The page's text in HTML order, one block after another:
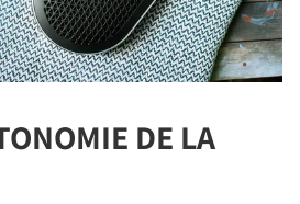
DE LA